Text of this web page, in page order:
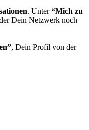
. Unter“Mich zu
Dein Netzwerk noch
, Dein Profil von der